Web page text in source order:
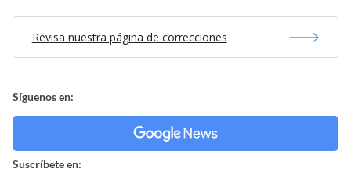
Revisa nuestra página de correcciones
Síguenos en:
Suscríbete en: